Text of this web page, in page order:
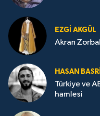
EZGI AKGÜL
Akran
HASAN
Türkiye ve
hamlesi